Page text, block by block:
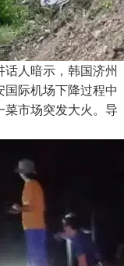
话人暗示，韩国济州
际机场下降过程中
菜市场突发大火。导